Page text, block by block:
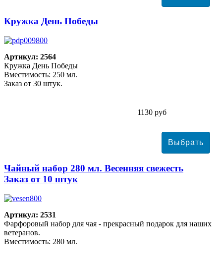
Кружка День Победы
Артикул: 2564
Кружка День Победы
Вместимость: 250 мл.
Заказ от 30 штук.
1130 руб
Чайный набор 280 мл. Весенняя свежесть
Заказ от 10 штук
Артикул: 2531
Фарфоровый набор для чая - прекрасный подарок для наших
ветеранов.
Вместимость: 280 мл.